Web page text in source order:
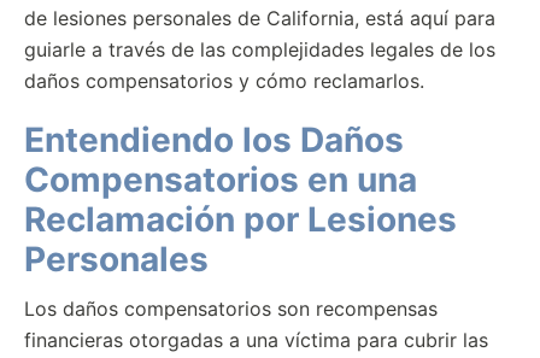
de lesiones personales de California, está aquí para
guiarle a través de las complejidades legales de los
daños compensatorios y cómo reclamarlos.
Entendiendo los Daños
Compensatorios en una
Reclamación por Lesiones
Personales
Los daños compensatorios son recompensas
financieras otorgadas a una víctima para cubrir las